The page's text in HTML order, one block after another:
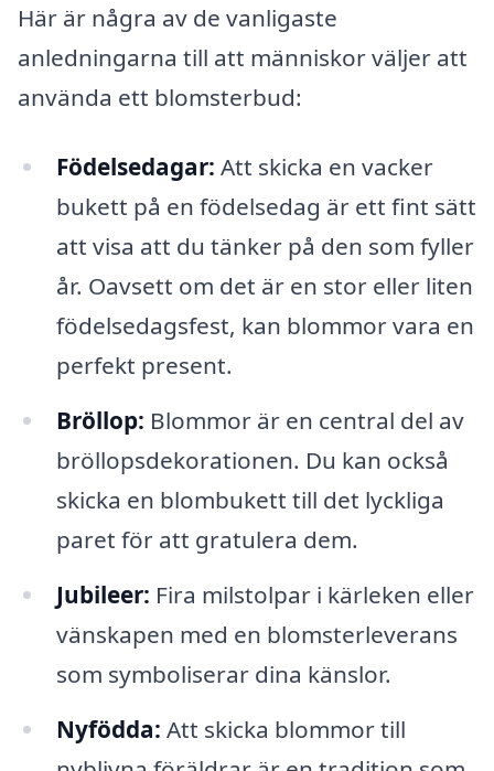
Här är några av de vanligaste
anledningarna till att människor väljer att
använda ett blomsterbud:
Födelsedagar: Att skicka en vacker
bukett på en födelsedag är ett fint sätt
att visa att du tänker på den som fyller
år. Oavsett om det är en stor eller liten
födelsedagsfest, kan blommor vara en
perfekt present.
Bröllop: Blommor är en central del av
bröllopsdekorationen. Du kan också
skicka en blombukett till det lyckliga
paret för att gratulera dem.
Jubileer: Fira milstolpar i kärleken eller
vänskapen med en blomsterleverans
som symboliserar dina känslor.
Nyfödda: Att skicka blommor till